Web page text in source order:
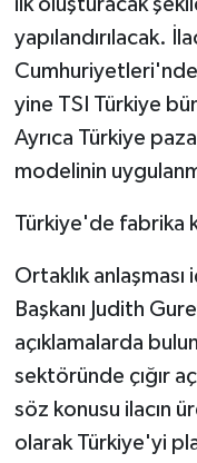
yapılandırılacak.
Cumhuriyetleri'nde
yine TSI Türkiye
Ayrıca Türkiye
modelinin
Türkiye'de fabrika
Ortaklık
Başkanı Judith
açıklamalarda
sektöründe çığır
söz konusu ilacın
olarak Türkiye'yi